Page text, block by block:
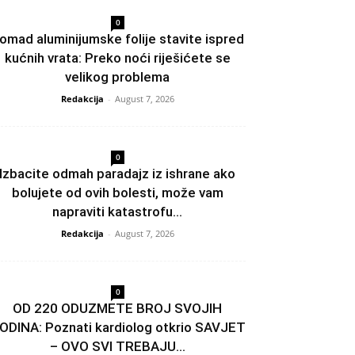
0
aluminijumske folije stavite ispred
kućnih vrata: Preko noći riješićete se
velikog problema
Redakcija - August 7, 2026
0
Izbacite odmah paradajz iz ishrane ako
bolujete od ovih bolesti, može vam
napraviti katastrofu...
Redakcija - August 7, 2026
0
OD 220 ODUZMETE BROJ SVOJIH
Poznati kardiolog otkrio SAVJET
– OVO SVI TREBAJU...